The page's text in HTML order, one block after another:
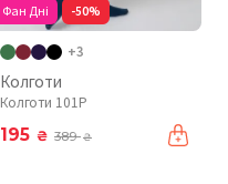
Фан Дні -50%
+3
Колготи
Колготи 101P
195 ₴ 389₴